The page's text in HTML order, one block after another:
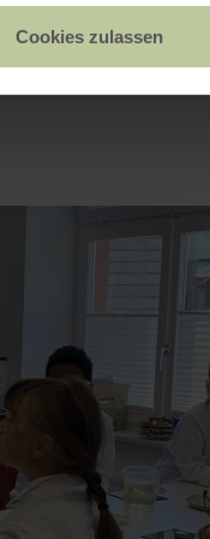
Cookies zulassen